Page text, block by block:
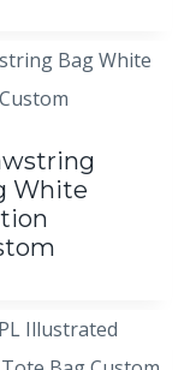
White